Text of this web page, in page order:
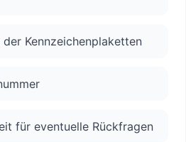
Kennzeichenplaketten
für eventuelle Rückfragen